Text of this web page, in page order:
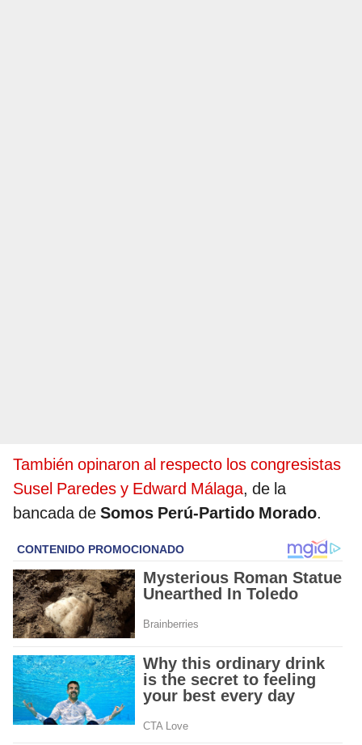
También opinaron al respecto los congresistas
Susel Paredes y Edward Málaga, de la
bancada de Somos Perú-Partido Morado.